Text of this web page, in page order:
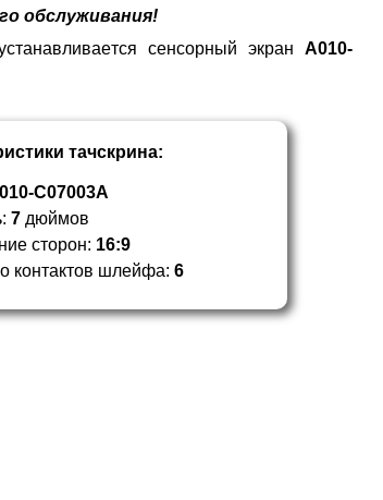
обслуживания!
сенсорный экранA010-
тачскрина:
C07003A
7 дюймов
сторон: 16:9
контактов шлейфа:6